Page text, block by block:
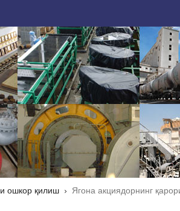
ошкор қилиш Ягона акциядорнинг